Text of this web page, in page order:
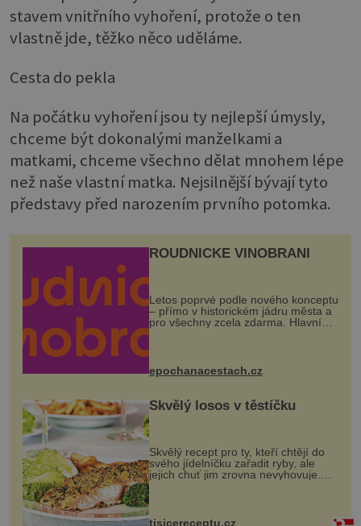
stavem vnitřního vyhoření, protože o ten
vlastně jde, těžko něco uděláme.
Cesta do pekla
Na počátku vyhoření jsou ty nejlepší úmysly,
chceme být dokonalými manželkami a
matkami, chceme všechno dělat mnohem lépe
než naše vlastní matka. Nejsilnější bývají tyto
představy před narozením prvního potomka.
ROUDNICKÉ VINOBRANÍ
Letos poprvé podle nového konceptu
– přímo v historickém jádru města a
pro všechny zcela zdarma. Hlavní
program se odehraje na Karlově a
mohou těšit na víno, burčák, pes...
epochanacestach.cz
Skvělý losos v těstíčku
Skvělý recept pro ty, kteří chtějí do
svého jídelníčku zařadit ryby, ale
jejich chuť jim zrovna nevyhovuje.
Losos je samozřejmě taky ryba, ale v
tomto případě si na to nikdo ani
nevzpomene. Ingredienc...
tisicereceptu.cz